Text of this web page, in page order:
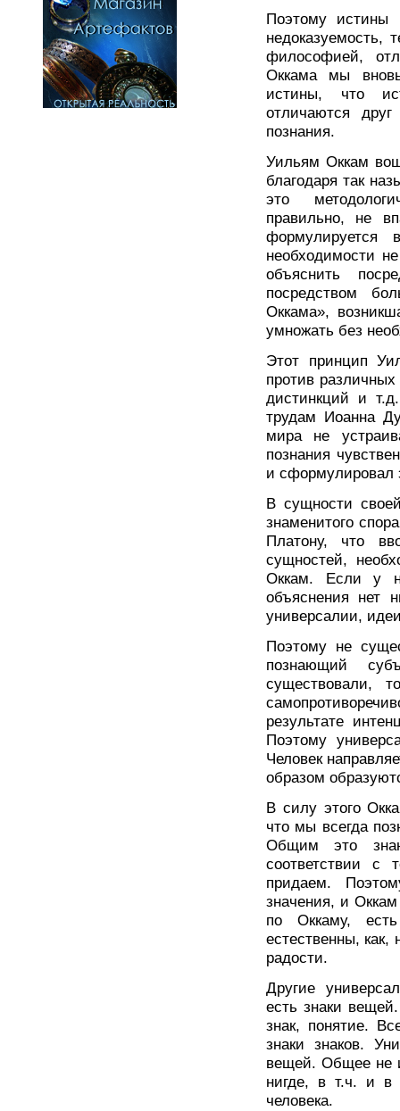
Поэтому истины
недоказуемость,
философией,
Оккама мы
истины, что
отличаются
познания.
Уильям Оккам
благодаря так
это
правильно, не
формулируется
необходимости
объяснить
посредством
Оккама»,
умножать без
Этот принцип
против
дистинкций и
трудам Иоанна
мира не
познания
и сформулировал
В сущности
знаменитого
Платону, что
сущностей,
Оккам. Если у
объяснения нет
универсалии,
Поэтому не
познающий
существовали,
результате
Поэтому
Человек
образом
В силу этого
что мы всегда
Общим это
соответствии
придаем.
значения, и
по Оккаму,
естественны, как,
радости.
Другие
есть знаки
знак, понятие.
знаки знаков.
вещей. Общее не
нигде, в т.ч. и в
человека.